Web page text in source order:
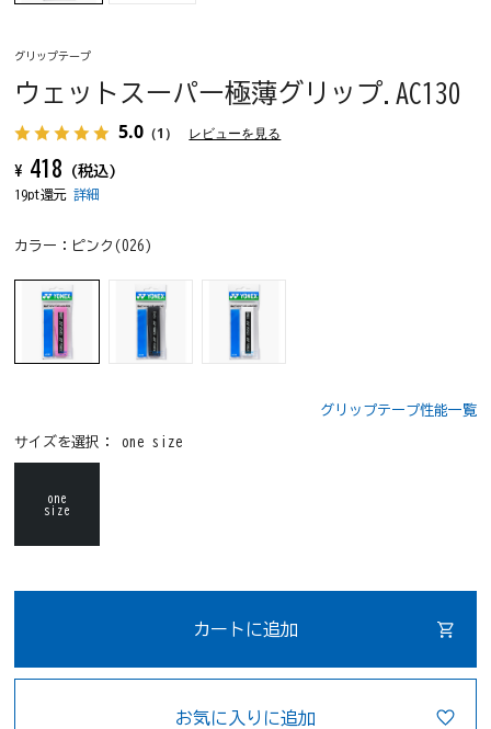
グリップテープ
ウェットスーパー極薄グリップ.AC130
5.0 （1） レビューを見る
¥ 418 (税込)
19pt還元詳細
カラー： ピンク(026)
グリップテープ性能一覧
サイズを選択：one size
one
size
カートに追加
お気に入りに追加